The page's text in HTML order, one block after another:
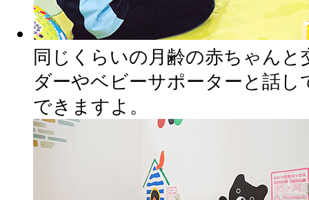
同じくらいの月齢の赤ちゃん
ダーやベビーサポーターと話
できますよ。